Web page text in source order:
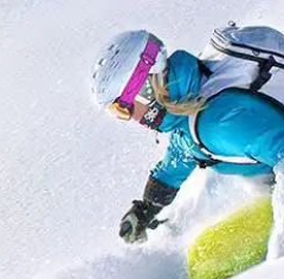
de hoogte van onze kortingsacties!